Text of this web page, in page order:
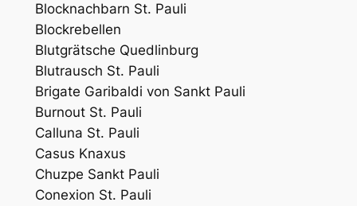
Blocknachbarn St. Pauli
Blockrebellen
Blutgrätsche Quedlinburg
Blutrausch St. Pauli
Brigate Garibaldi von Sankt Pauli
Burnout St. Pauli
Calluna St. Pauli
Casus Knaxus
Chuzpe Sankt Pauli
Conexion St. Pauli